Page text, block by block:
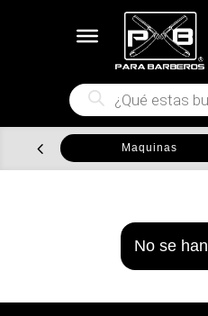
Búsqueda
de
productos
Maquinas
No se